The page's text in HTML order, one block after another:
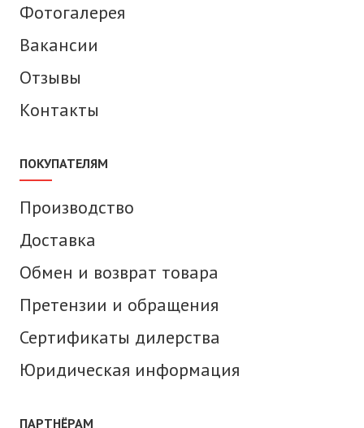
Фотогалерея
Вакансии
Отзывы
Контакты
ПОКУПАТЕЛЯМ
Производство
Доставка
Обмен и возврат товара
Претензии и обращения
Сертификаты дилерства
Юридическая информация
ПАРТНЁРАМ